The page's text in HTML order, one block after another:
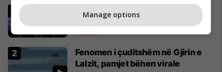
Gjithçka që ndodhi në Kuvendin e
jashtëzakonshëm të LDK-së
Politikë
Fenomen i çuditshëm në Gjirin e
Lalzit, pamjet bëhen virale
Manage options